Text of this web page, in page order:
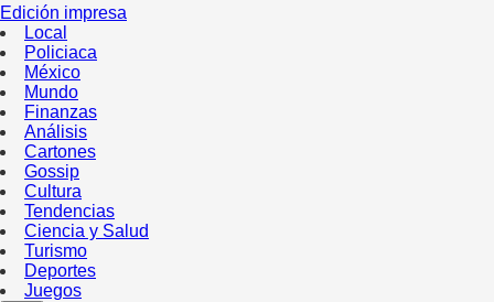
Edición impresa
Local
Policiaca
México
Mundo
Finanzas
Análisis
Cartones
Gossip
Cultura
Tendencias
Ciencia y Salud
Turismo
Deportes
Juegos